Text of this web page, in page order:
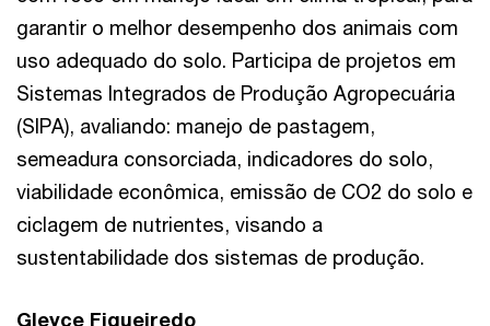
garantir o melhor desempenho dos animais com
uso adequado do solo. Participa de projetos em
Sistemas Integrados de Produção Agropecuária
(SIPA), avaliando: manejo de pastagem,
semeadura consorciada, indicadores do solo,
viabilidade econômica, emissão de CO2 do solo e
ciclagem de nutrientes, visando a
sustentabilidade dos sistemas de produção.
Gleyce Figueiredo